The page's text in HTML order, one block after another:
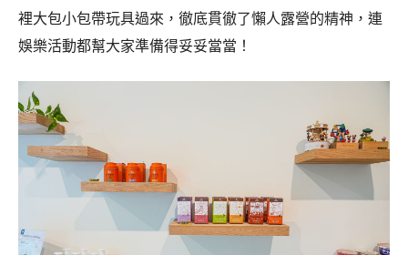
裡大包小包帶玩具過來，徹底貫徹了懶人露營的精神，連
娛樂活動都幫大家準備得妥妥當當！